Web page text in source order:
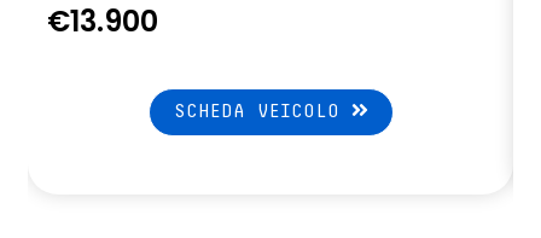
€13.900
SCHEDA VEICOLO